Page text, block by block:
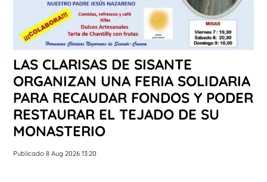
LAS CLARISAS DE SISANTE
ORGANIZAN UNA FERIA SOLIDARIA
PARA RECAUDAR FONDOS Y PODER
RESTAURAR EL TEJADO DE SU
MONASTERIO
Publicado 8 Aug 2026 13:20